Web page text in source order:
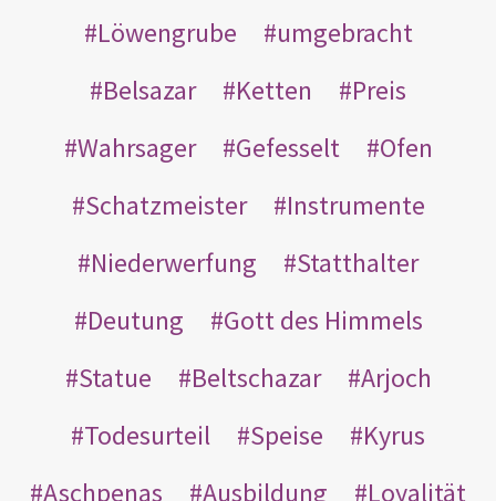
Löwengrube
umgebracht
Belsazar
Ketten
Preis
Wahrsager
Gefesselt
Ofen
Schatzmeister
Instrumente
Niederwerfung
Statthalter
Deutung
Gott des Himmels
Statue
Beltschazar
Arjoch
Todesurteil
Speise
Kyrus
Aschpenas
Ausbildung
Loyalität